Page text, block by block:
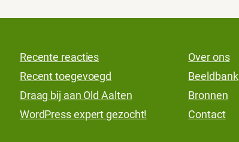
Recente reacties
Recent toegevoegd
Draag bij aan Old Aalten
WordPress expert gezocht!
Over ons
Beeldbank
Bronnen
Contact